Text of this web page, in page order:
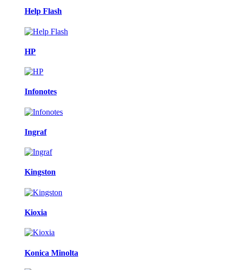
Help Flash
HP
Infonotes
Ingraf
Kingston
Kioxia
Konica Minolta